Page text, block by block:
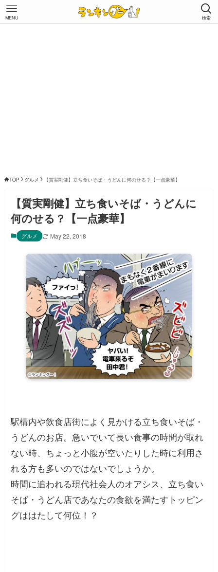
検索
MENU
TOP グルメ 【質実剛健】立ち食いそば・うどんに何のせる？【一点豪華】
【質実剛健】立ち食いそば・うどんに
何のせる？【一点豪華】
グルメ May 22, 2018
駅構内や飲食店街によく見かける立ち食いそば・
うどんのお店。急いでいて長い食事の時間が取れ
ない時、ちょっと小腹が空いたりした時に利用さ
れる方も多いのではないでしょうか。
時間に追われる現代社会人のオアシス、立ち食い
そば・うどん店であなたの食欲を満たすトッピン
グははたして何位！？